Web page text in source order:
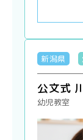
新潟県
公文式
幼児教室